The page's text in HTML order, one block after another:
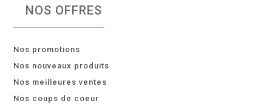
NOS OFFRES
Nos promotions
Nos nouveaux produits
Nos meilleures ventes
Nos coups de coeur